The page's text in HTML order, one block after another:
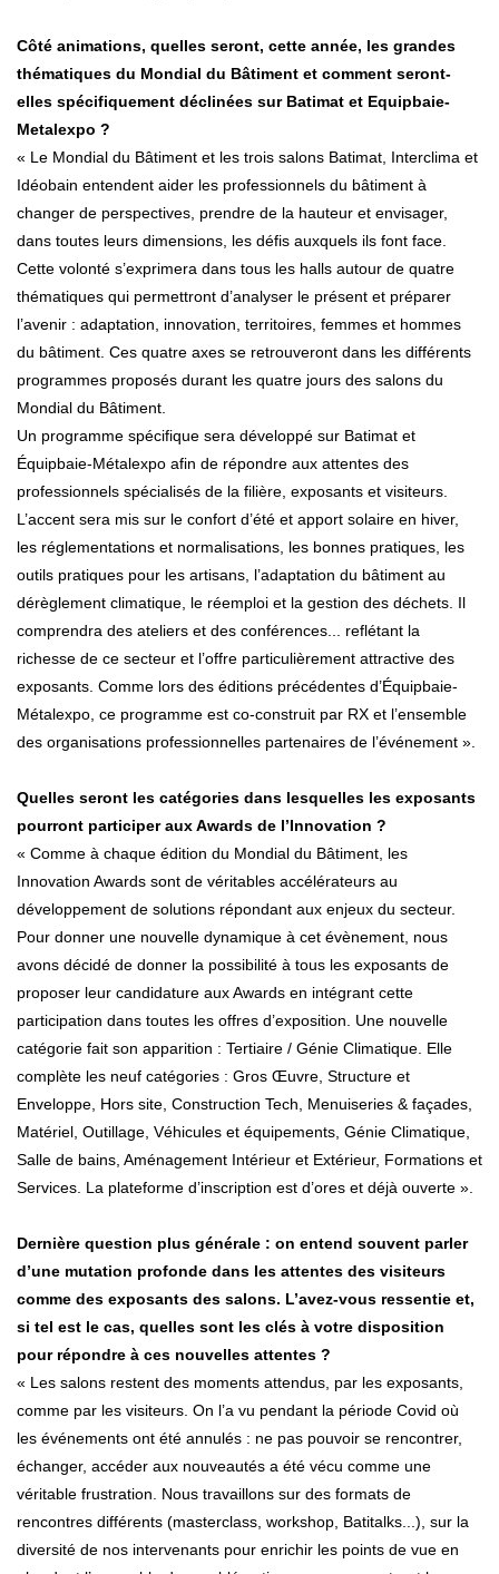
Côté animations, quelles seront, cette année, les grandes
thématiques du Mondial du Bâtiment et comment seront-
elles spécifiquement déclinées sur Batimat et Equipbaie-
Metalexpo ?
« Le Mondial du Bâtiment et les trois salons Batimat, Interclima et
Idéobain entendent aider les professionnels du bâtiment à
changer de perspectives, prendre de la hauteur et envisager,
dans toutes leurs dimensions, les défis auxquels ils font face.
Cette volonté s’exprimera dans tous les halls autour de quatre
thématiques qui permettront d’analyser le présent et préparer
l’avenir : adaptation, innovation, territoires, femmes et hommes
du bâtiment. Ces quatre axes se retrouveront dans les différents
programmes proposés durant les quatre jours des salons du
Mondial du Bâtiment.
Un programme spécifique sera développé sur Batimat et
Équipbaie-Métalexpo afin de répondre aux attentes des
professionnels spécialisés de la filière, exposants et visiteurs.
L’accent sera mis sur le confort d’été et apport solaire en hiver,
les réglementations et normalisations, les bonnes pratiques, les
outils pratiques pour les artisans, l’adaptation du bâtiment au
dérèglement climatique, le réemploi et la gestion des déchets. Il
comprendra des ateliers et des conférences... reflétant la
richesse de ce secteur et l’offre particulièrement attractive des
exposants. Comme lors des éditions précédentes d’Équipbaie-
Métalexpo, ce programme est co-construit par RX et l’ensemble
des organisations professionnelles partenaires de l’événement ».
Quelles seront les catégories dans lesquelles les exposants
pourront participer aux Awards de l’Innovation ?
« Comme à chaque édition du Mondial du Bâtiment, les
Innovation Awards sont de véritables accélérateurs au
développement de solutions répondant aux enjeux du secteur.
Pour donner une nouvelle dynamique à cet évènement, nous
avons décidé de donner la possibilité à tous les exposants de
proposer leur candidature aux Awards en intégrant cette
participation dans toutes les offres d’exposition. Une nouvelle
catégorie fait son apparition : Tertiaire / Génie Climatique. Elle
complète les neuf catégories : Gros Œuvre, Structure et
Enveloppe, Hors site, Construction Tech, Menuiseries & façades,
Matériel, Outillage, Véhicules et équipements, Génie Climatique,
Salle de bains, Aménagement Intérieur et Extérieur, Formations et
Services. La plateforme d’inscription est d’ores et déjà ouverte ».
Dernière question plus générale : on entend souvent parler
d’une mutation profonde dans les attentes des visiteurs
comme des exposants des salons. L’avez-vous ressentie et,
si tel est le cas, quelles sont les clés à votre disposition
pour répondre à ces nouvelles attentes ?
« Les salons restent des moments attendus, par les exposants,
comme par les visiteurs. On l’a vu pendant la période Covid où
les événements ont été annulés : ne pas pouvoir se rencontrer,
échanger, accéder aux nouveautés a été vécu comme une
véritable frustration. Nous travaillons sur des formats de
rencontres différents (masterclass, workshop, Batitalks...), sur la
diversité de nos intervenants pour enrichir les points de vue en